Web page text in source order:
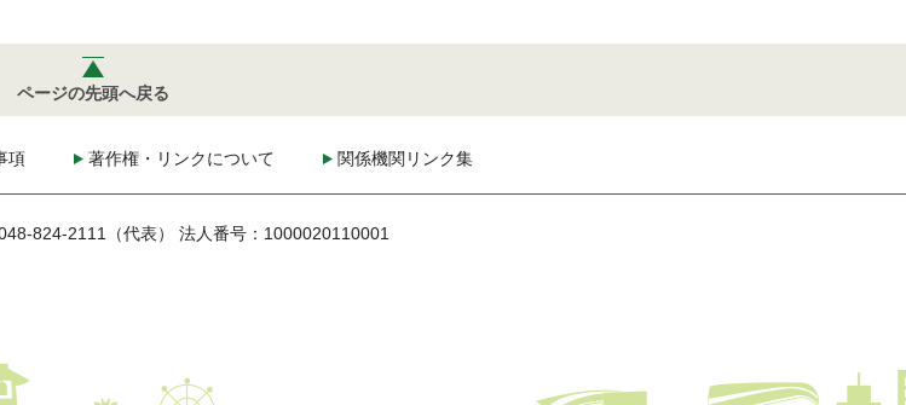
ページの先頭へ戻る
項 著作権・リンクについて 関係機関リンク集
824-2111（代表） 法人番号：1000020110001